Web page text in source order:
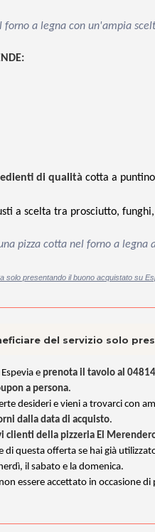
forno a legna con un'ampia
di qualità cotta a puntino
a scelta tra prosciutto,
pizza cotta nel forno a legna
solo presentando il buono acquistato su
del servizio solo
e prenota il tavolo al
a persona.
desideri e vieni a trovarci con
dalla data di acquisto.
clienti della pizzeria El
di questa offerta se hai già
il sabato e la domenica.
essere accettato in occasione